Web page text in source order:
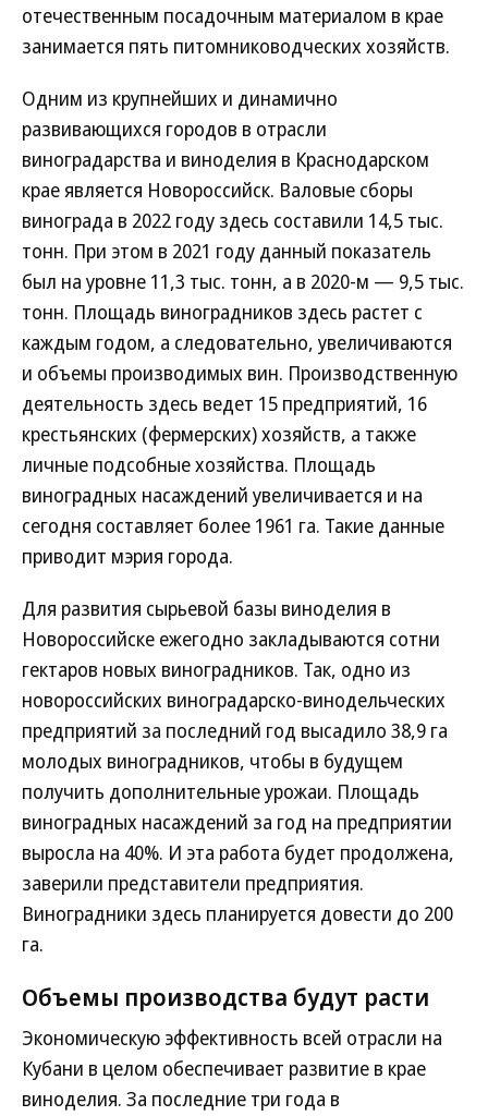
отечественным посадочным материалом в крае
занимается пять питомниководческих хозяйств.
Одним из крупнейших и динамично
развивающихся городов в отрасли
виноградарства и виноделия в Краснодарском
крае является Новороссийск. Валовые сборы
винограда в 2022 году здесь составили 14,5 тыс.
тонн. При этом в 2021 году данный показатель
был на уровне 11,3 тыс. тонн, а в 2020-м — 9,5 тыс.
тонн. Площадь виноградников здесь растет с
каждым годом, а следовательно, увеличиваются
и объемы производимых вин. Производственную
деятельность здесь ведет 15 предприятий, 16
крестьянских (фермерских) хозяйств, а также
личные подсобные хозяйства. Площадь
виноградных насаждений увеличивается и на
сегодня составляет более 1961 га. Такие данные
приводит мэрия города.
Для развития сырьевой базы виноделия в
Новороссийске ежегодно закладываются сотни
гектаров новых виноградников. Так, одно из
новороссийских виноградарско-винодельческих
предприятий за последний год высадило 38,9 га
молодых виноградников, чтобы в будущем
получить дополнительные урожаи. Площадь
виноградных насаждений за год на предприятии
выросла на 40%. И эта работа будет продолжена,
заверили представители предприятия.
Виноградники здесь планируется довести до 200
га.
Объемы производства будут расти
Экономическую эффективность всей отрасли на
Кубани в целом обеспечивает развитие в крае
виноделия. За последние три года в